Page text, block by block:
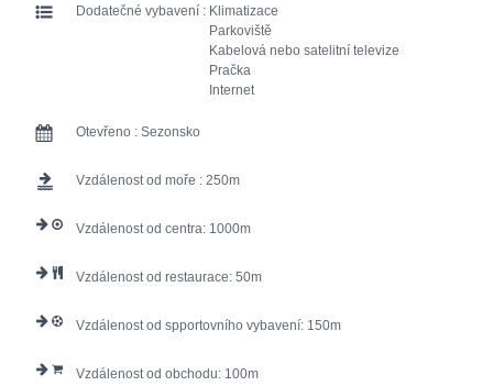
Dodatečné vybavení : Klimatizace
Parkoviště
Kabelová nebo satelitní televize
Pračka
Internet
Otevřeno : Sezonsko
Vzdálenost od moře : 250
Vzdálenost od centra: 1000
Vzdálenost od restaurace: 50
Vzdálenost od spportovního vybavení: 150
Vzdálenost od obchodu: 100